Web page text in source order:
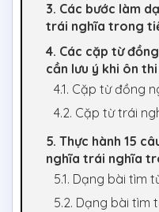
3. Các bước làm
trái nghĩa trong
4. Các cặp từ
cần lưu ý khi ôn
4.1. Cặp từ đồng
4.2. Cặp từ trái
5. Thực hành 15
nghĩa trái nghĩa
5.1. Dạng bài tìm
5.2. Dạng bài tìm